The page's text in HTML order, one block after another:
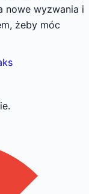
nowe wyzwania i
żeby móc